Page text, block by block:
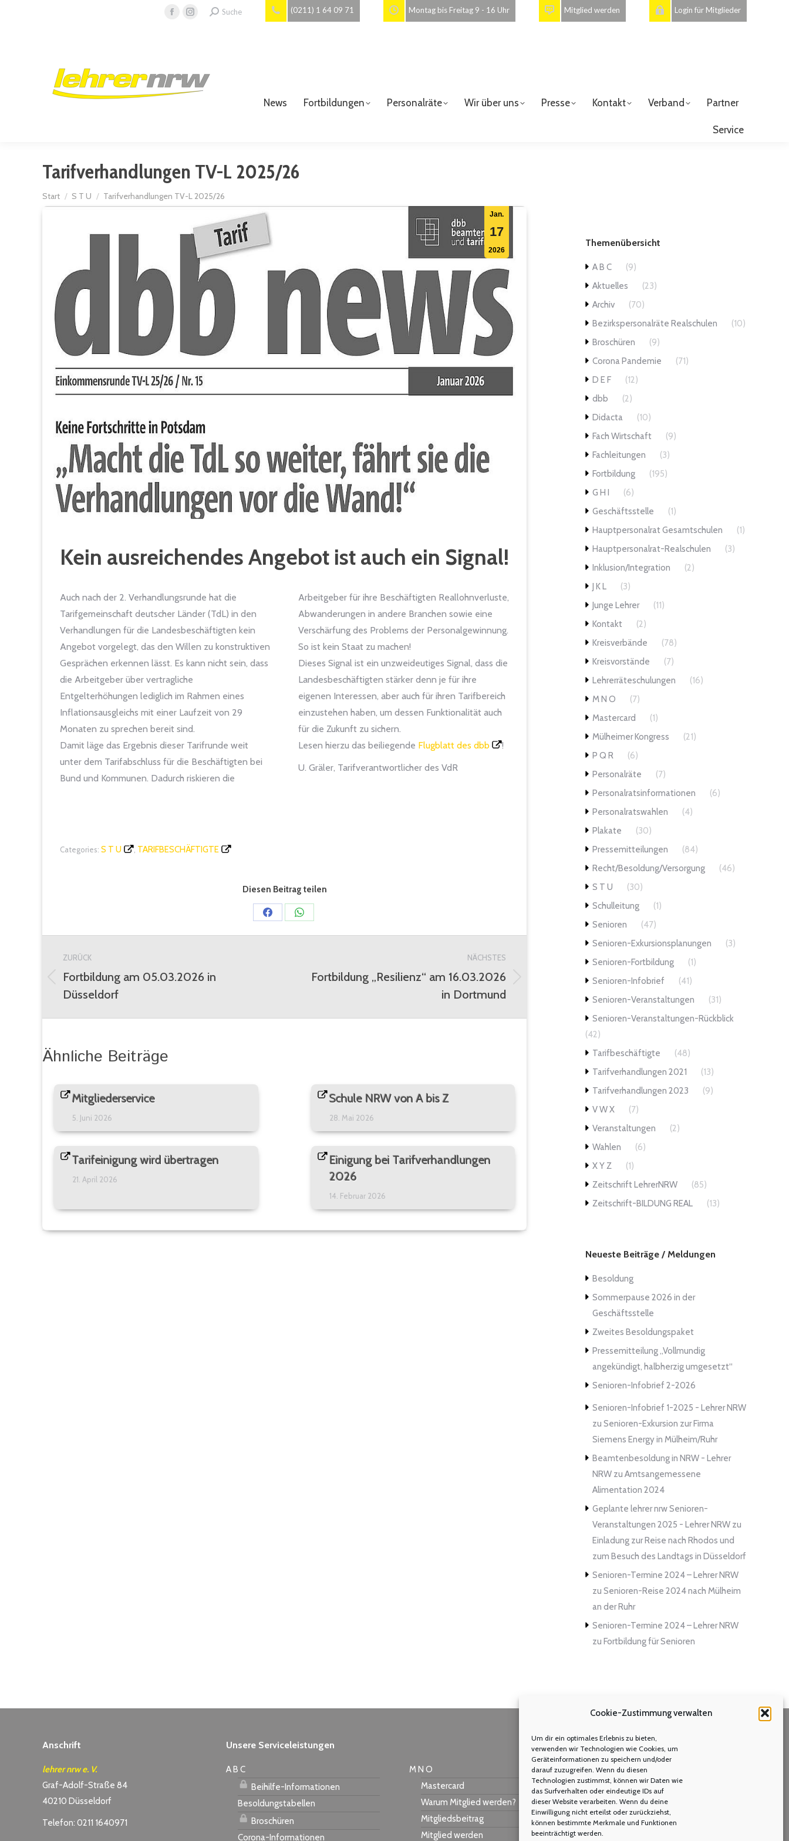
Cookie-Zustimmung verwalten
Um dir ein optimales Erlebnis zu bieten,
verwenden wir Technologien wie Cookies, um
Geräteinformationen zu speichern und/oder
darauf zuzugreifen. Wenn du diesen
Technologien zustimmst, können wir Daten wie
das Surfverhalten oder eindeutige IDs auf
dieser Website verarbeiten. Wenn du deine
Einwilligung nicht erteilst oder zurückziehst,
können bestimmte Merkmale und Funktionen
beeinträchtigt werden.
Facebook
new
window
Instagram
new
window
Search:
Suche (0211) 1 64 09 71 Montag bis Freitag 9 - 16 Uhr Mitglied werden Login für Mitglieder
News Fortbildungen Personalräte Wir über uns Presse Kontakt Verband Partner
Service
Tarifverhandlungen TV-L 2025/26
Sie befinden sich hier:
Start S T U Tarifverhandlungen TV-L 2025/26
Jan.
17
2026
Kein ausreichendes Angebot ist auch ein Signal!
Auch nach der 2. Verhandlungsrunde hat die
Tarifgemeinschaft deutscher Länder (TdL) in den
Verhandlungen für die Landesbeschäftigten kein
Angebot vorgelegt, das den Willen zu konstruktiven
Gesprächen erkennen lässt. Es kann nicht sein, dass
die Arbeitgeber über vertragliche
Entgelterhöhungen lediglich im Rahmen eines
Inflationsausgleichs mit einer Laufzeit von 29
Monaten zu sprechen bereit sind.
Damit läge das Ergebnis dieser Tarifrunde weit
unter dem Tarifabschluss für die Beschäftigten bei
Bund und Kommunen. Dadurch riskieren die
Arbeitgeber für ihre Beschäftigten Reallohnverluste,
Abwanderungen in andere Branchen sowie eine
Verschärfung des Problems der Personalgewinnung.
So ist kein Staat zu machen!
Dieses Signal ist ein unzweideutiges Signal, dass die
Landesbeschäftigten stärker denn je für ihre
eigenen Interessen, aber auch für ihren Tarifbereich
einzustehen haben, um dessen Funktionalität auch
für die Zukunft zu sichern.
Lesen hierzu das beiliegende Flugblatt des dbb
!
U. Gräler, Tarifverantwortlicher des VdR
Categories: S T U TARIFBESCHÄFTIGTE
Diesen Beitrag teilen
Share
on
Share
on
Kommentarnavigation
ZURÜCK
Vorheriger
Beitrag:
Fortbildung am 05.03.2026 in
Düsseldorf
NÄCHSTES
Nächster
Fortbildung „Resilienz“ am 16.03.2026
in Dortmund
Ähnliche Beiträge
Mitgliederservice
5. Juni 2026
Schule NRW von A bis Z
28. Mai 2026
Tarifeinigung wird übertragen
21. April 2026
Einigung bei Tarifverhandlungen
2026
14. Februar 2026
Themenübersicht
A B C
(9)
Aktuelles
(23)
Archiv
(70)
Bezirkspersonalräte Realschulen
(10)
Broschüren
(9)
Corona Pandemie
(71)
D E F
(12)
dbb
(2)
Didacta
(10)
Fach Wirtschaft
(9)
Fachleitungen
(3)
Fortbildung
(195)
G H I
(6)
Geschäftsstelle
(1)
Hauptpersonalrat Gesamtschulen
(1)
Hauptpersonalrat-Realschulen
(3)
Inklusion/Integration
(2)
J K L
(3)
Junge Lehrer
(11)
Kontakt
(2)
Kreisverbände
(78)
Kreisvorstände
(7)
Lehrerräteschulungen
(16)
M N O
(7)
Mastercard
(1)
Mülheimer Kongress
(21)
P Q R
(6)
Personalräte
(7)
Personalratsinformationen
(6)
Personalratswahlen
(4)
Plakate
(30)
Pressemitteilungen
(84)
Recht/Besoldung/Versorgung
(46)
S T U
(30)
Schulleitung
(1)
Senioren
(47)
Senioren-Exkursionsplanungen
(3)
Senioren-Fortbildung
(1)
Senioren-Infobrief
(41)
Senioren-Veranstaltungen
(31)
Senioren-Veranstaltungen-Rückblick
(42)
Tarifbeschäftigte
(48)
Tarifverhandlungen 2021
(13)
Tarifverhandlungen 2023
(9)
V W X
(7)
Veranstaltungen
(2)
Wahlen
(6)
X Y Z
(1)
Zeitschrift LehrerNRW
(85)
Zeitschrift-BILDUNG REAL
(13)
Neueste Beiträge / Meldungen
Besoldung
Sommerpause 2026 in der
Geschäftsstelle
Zweites Besoldungspaket
Pressemitteilung „Vollmundig
angekündigt, halbherzig umgesetzt“
Senioren-Infobrief 2-2026
Senioren-Infobrief 1-2025 - Lehrer NRW
zu Senioren-Exkursion zur Firma
Siemens Energy in Mülheim/Ruhr
Beamtenbesoldung in NRW - Lehrer
NRW zu Amtsangemessene
Alimentation 2024
Geplante lehrer nrw Senioren-
Veranstaltungen 2025 - Lehrer NRW zu
Einladung zur Reise nach Rhodos und
zum Besuch des Landtags in Düsseldorf
Senioren-Termine 2024 – Lehrer NRW
zu Senioren-Reise 2024 nach Mülheim
an der Ruhr
Senioren-Termine 2024 – Lehrer NRW
zu Fortbildung für Senioren
Anschrift
lehrer nrw e. V.
Graf-Adolf-Straße 84
40210 Düsseldorf
Telefon: 0211 1640971
Unsere Serviceleistungen
A B C
Beihilfe-Informationen
Besoldungstabellen
Broschüren
Corona-Informationen
M N O
Mastercard
Warum Mitglied werden?
Mitgliedsbeitrag
Mitglied werden
Volltextsuche
Search: